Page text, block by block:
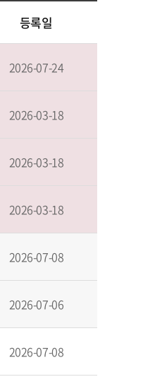
등록일
2026-07-24
2026-03-18
2026-03-18
2026-03-18
2026-07-08
2026-07-06
2026-07-08